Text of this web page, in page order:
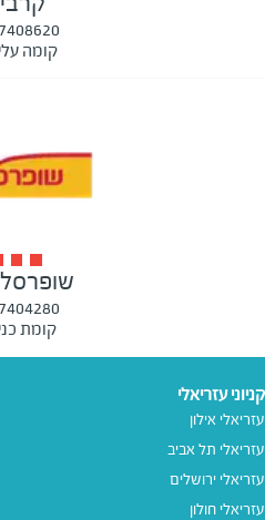
קומה
קומת
קניוני עזריאלי
עזריאלי אילון
עזריאלי תל אביב
עזריאלי ירושלים
עזריאלי חולון